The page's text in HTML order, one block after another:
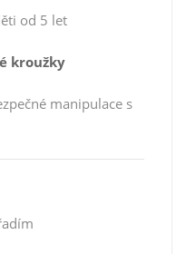
od 5 let
kroužky
manipulace s